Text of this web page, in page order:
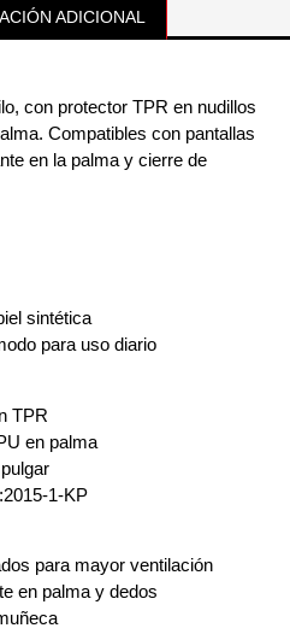
ADICIONAL
con protector TPR en nudillos
Compatibles con pantallas
en la palma y cierre de
sintética
para uso diario
TPR
en palma
1-KP
para mayor ventilación
en palma y dedos